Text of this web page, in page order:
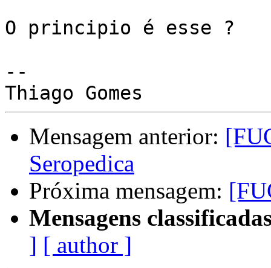
O principio é esse ?
--
Mensagem anterior:
Seropedica
Próxima mensagem:
Mensagens
] [ author ]